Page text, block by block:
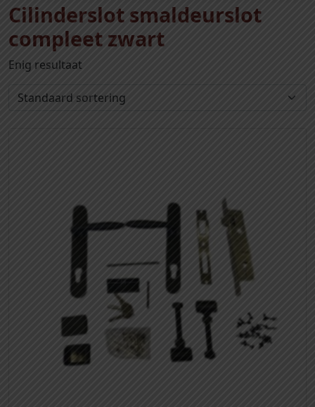
Cilinderslot smaldeurslot
compleet zwart
Enig resultaat